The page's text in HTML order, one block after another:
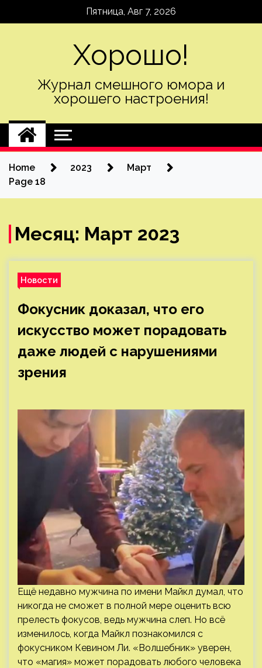
Пятница, Авг 7, 2026
Хорошо!
Журнал смешного юмора и
хорошего настроения!
Home 2023
Март
Page 18
Месяц: Март 2023
Новости
Фокусник доказал, что его
искусство может порадовать
даже людей с нарушениями
зрения
Ещё недавно мужчина по имени Майкл думал, что
никогда не сможет в полной мере оценить всю
прелесть фокусов, ведь мужчина слеп. Но всё
изменилось, когда Майкл познакомился с
фокусником Кевином Ли. «Волшебник» уверен,
что «магия» может порадовать любого человека